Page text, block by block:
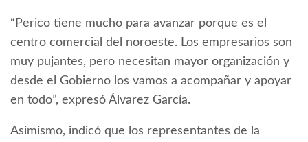
“Perico tiene mucho para avanzar porque es el
centro comercial del noroeste. Los empresarios son
muy pujantes, pero necesitan mayor organización y
desde el Gobierno los vamos a acompañar y apoyar
en todo”, expresó Álvarez García.
Asimismo, indicó que los representantes de la